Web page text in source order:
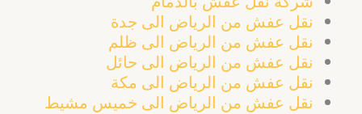
نقل عفش من الرياض الى جدة
نقل عفش من الرياض الى ظلم
نقل عفش من الرياض الى حائل
نقل عفش من الرياض الى مكة
نقل عفش من الرياض الى خميس مشيط